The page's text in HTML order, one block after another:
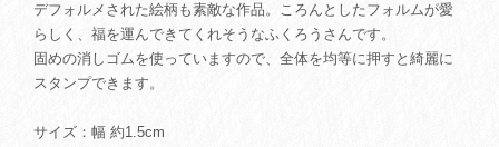
デフォルメされた絵柄も素敵な作品。ころんとしたフォルムが愛
らしく、福を運んできてくれそうなふくろうさんです。
固めの消しゴムを使っていますので、全体を均等に押すと綺麗に
スタンプできます。
サイズ：幅 約1.5cm